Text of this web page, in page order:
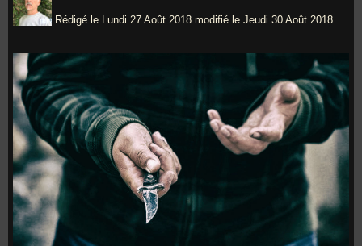
Rédigé le Lundi 27 Août 2018 modifié le Jeudi 30 Août 2018